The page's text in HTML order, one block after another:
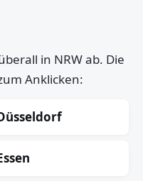
in NRW ab. Die
Anklicken: